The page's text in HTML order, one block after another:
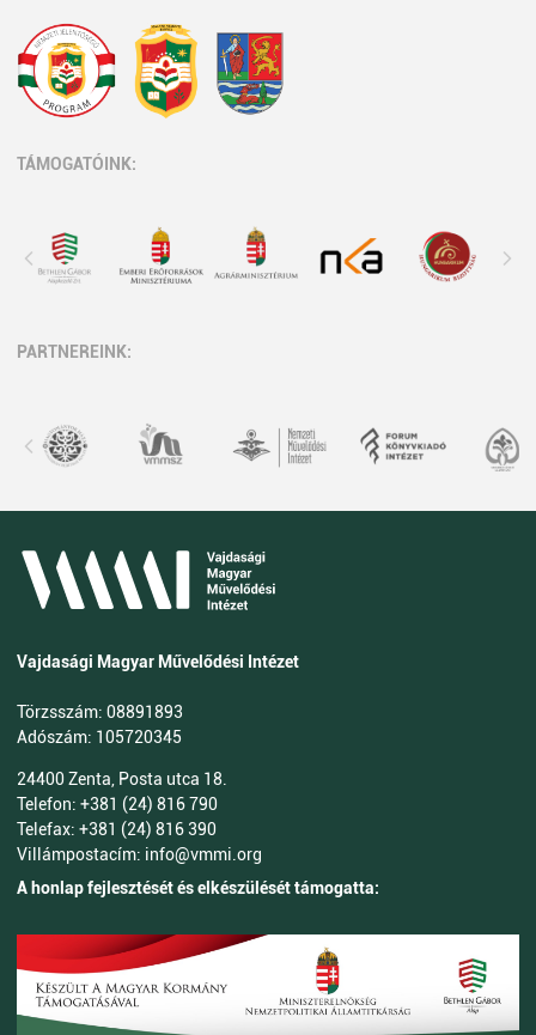
TÁMOGATÓINK:
PARTNEREINK:
Vajdasági Magyar Művelődési Intézet
Törzsszám: 08891893
Adószám: 105720345
24400 Zenta, Posta utca 18.
Telefon: +381 (24) 816 790
Telefax: +381 (24) 816 390
Villámpostacím: info@vmmi.org
A honlap fejlesztését és elkészülését támogatta: